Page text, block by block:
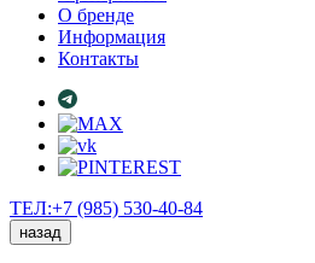
О бренде
Информация
Контакты
ТЕЛ:+7 (985) 530-40-84
назад